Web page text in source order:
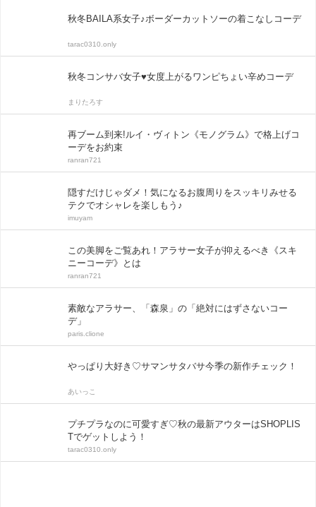
秋冬BAILA系女子♪ボーダーカットソーの着こなしコーデ
tarac0310.only
秋冬コンサバ女子♥女度上がるワンピちょい辛めコーデ
まりたろす
再ブーム到来!ルイ・ヴィトン《モノグラム》で格上げコ
ーデをお約束
ranran721
隠すだけじゃダメ！気になるお腹周りをスッキリみせる
テクでオシャレを楽しもう♪
imuyam
この美脚をご覧あれ！アラサー女子が抑えるべき《スキ
ニーコーデ》とは
ranran721
素敵なアラサー、「森泉」の「絶対にはずさないコー
デ」
paris.clione
やっぱり大好き♡サマンサタバサ今季の新作チェック！
あいっこ
プチプラなのに可愛すぎ♡秋の最新アウターはSHOPLIS
Tでゲットしよう！
tarac0310.only